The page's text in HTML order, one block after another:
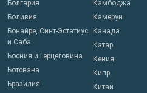
Болгария
Боливия
Бонайре, Синт-Эстатиус
и Саба
Босния и Герцеговина
Ботсвана
Бразилия
Камбоджа
Камерун
Канада
Катар
Кения
Кипр
Китай